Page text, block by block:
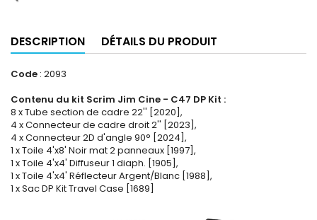
DESCRIPTION DÉTAILS DU PRODUIT
Code : 2093
Contenu du kit Scrim Jim Cine - C47 DP Kit :
8 x Tube section de cadre 22'' [2020],
4 x Connecteur de cadre droit 2'' [2023],
4 x Connecteur 2D d'angle 90° [2024],
1 x Toile 4'x8' Noir mat 2 panneaux [1997],
1 x Toile 4'x4' Diffuseur 1 diaph. [1905],
1 x Toile 4'x4' Réflecteur Argent/Blanc [1988],
1 x Sac DP Kit Travel Case [1689]